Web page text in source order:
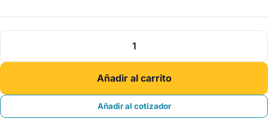
Termometro
Ambiental
Digital
cantidad
Añadir al carrito
Añadir al cotizador